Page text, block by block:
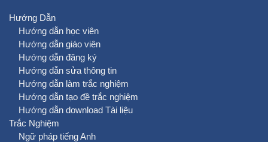
Hướng Dẫn
Hướng dẫn học viên
Hướng dẫn giáo viên
Hướng dẫn đăng ký
Hướng dẫn sửa thông tin
Hướng dẫn làm trắc nghiệm
Hướng dẫn tạo đề trắc nghiệm
Hướng dẫn download Tài liệu
Trắc Nghiệm
Ngữ pháp tiếng Anh